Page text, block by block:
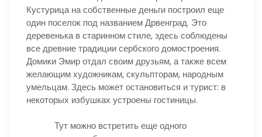
Кустурица на собственные деньги построил еще
один поселок под названием Дрвенград. Это
деревенька в старинном стиле, здесь соблюдены
все древние традиции сербского домостроения.
Домики Эмир отдал своим друзьям, а также всем
желающим художникам, скульпторам, народным
умельцам. Здесь может остановиться и турист: в
некоторых избушках устроены гостиницы.
Тут можно встретить еще одного